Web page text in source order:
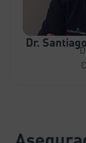
Dr.